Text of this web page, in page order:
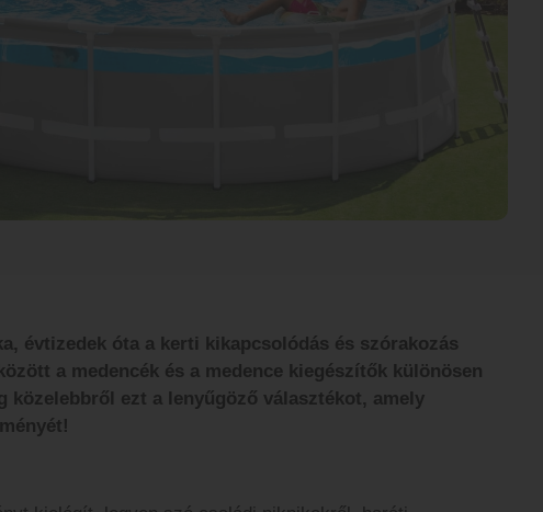
évtizedek óta a kerti kikapcsolódás és szórakozás
a medencék és a medence kiegészítők különösen
közelebbről ezt a lenyűgöző választékot, amely